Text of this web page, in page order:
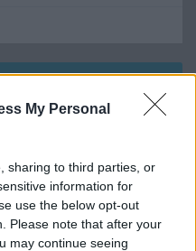
My Personal
sharing to third parties, or
information for
use the below opt-out
Please note that after your
may continue seeing